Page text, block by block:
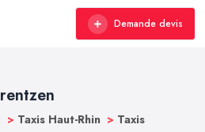
Demande devis
> Taxis Haut-Rhin > Taxis